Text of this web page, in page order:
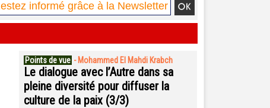
Points de vue - Mohammed El Mahdi Krabch
Le dialogue avec l’Autre dans sa
pleine diversité pour diffuser la
culture de la paix (3/3)